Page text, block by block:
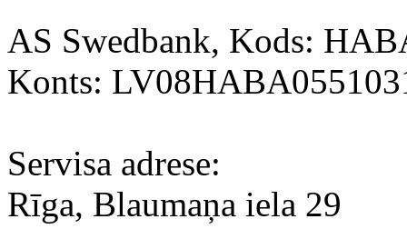
AS Swedbank, Kods:
Konts:
Servisa adrese:
Rīga, Blaumaņa iela 29